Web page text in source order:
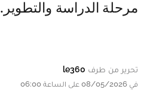
مرحلة الدراسة والتطوير.
تحرير من طرف le360
في 08/05/2026 على الساعة 06:00